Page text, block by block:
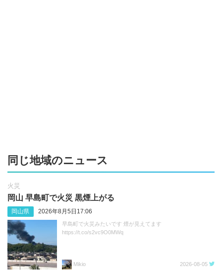
同じ地域のニュース
火災
岡山 早島町で火災 黒煙上がる
岡山県 2026年8月5日17:06
早島町で火災みたいです 煙が見えてます
https://t.co/s2vc9O0MWq
Mikio 2026-08-05